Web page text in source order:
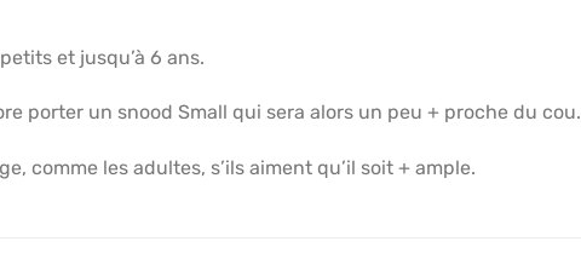
et jusqu’à 6 ans.
porter un snood Small qui sera alors un peu + proche du cou.
comme les adultes, s’ils aiment qu’il soit + ample.